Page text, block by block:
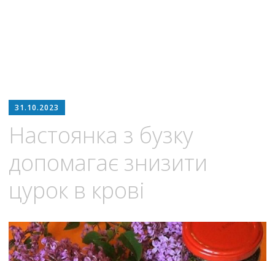
31.10.2023
Настоянка з бузку
допомагає знизити
цурок в крові